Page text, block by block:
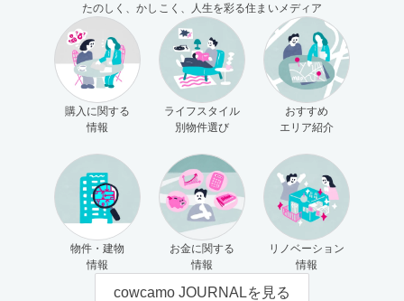
たのしく、かしこく、人生を彩る住まいメディア
購入に関する
情報
ライフスタイル
別物件選び
おすすめ
エリア紹介
物件・建物
情報
お金に関する
情報
リノベーション
情報
cowcamo JOURNALを見る